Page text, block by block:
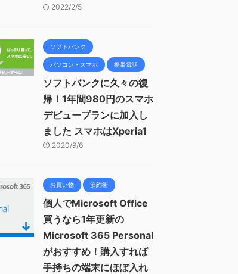
2022/2/5
ソフトバンク
パソコン・スマホ 携帯電話
ソフトバンクに久々の復
帰！1年間980円のスマホ
デビュープランに加入し
ました スマホはXperia1
2020/9/6
お買い物 節約術
個人でMicrosoft Office
買うなら1年更新の
Microsoft 365 Personal
がおすすめ！購入すれば
手持ちの端末にほぼ入れ